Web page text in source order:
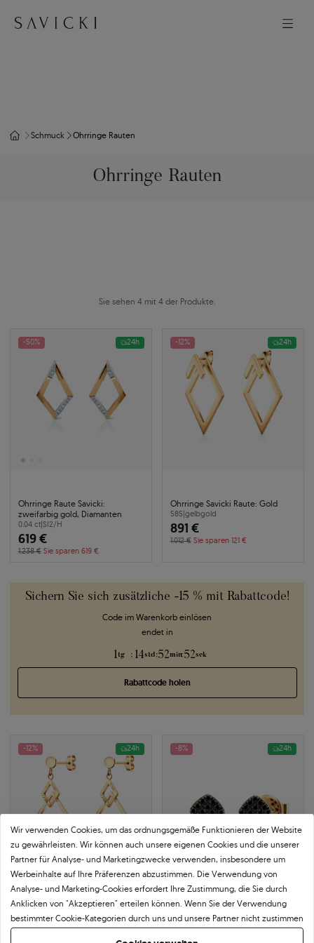
Schmuck Ohrringe Rauten
Ohrringe Rauten
Sie sehen 4 mit 4 der Produkte.
Sichern Sie sich zusätzliche -15 % mit Rabattcode!
Code im Warenkorb einlösen
endet in
1 tg : 14std :52min:52sek
Rabattcode holen
-50% 24h
Ohrringe Raute Savicki:
zweifarbig gold, Diamanten
0.04 ct|SI2/H
619 €
1.238 € Sie sparen 619 €
-12% 24h
Ohrringe Savicki Raute: Gold
585|gelbgold
891 €
1.012 € Sie sparen 121 €
-12% 24h
Ohrringe Savicki Raute: Gold
585|gelbgold
627 €
-8% 24h
Ohrringe Savicki: Gold, schwarze
Diamanten
585|gelbgold
Wir verwenden Cookies, um das ordnungsgemäße Funktionieren der Website
zu gewährleisten. Wir können auch unsere eigenen Cookies und die unserer
Partner für Analyse- und Marketingzwecke verwenden, insbesondere um
Werbeinhalte auf Ihre Präferenzen abzustimmen. Die Verwendung von
Analyse- und Marketing-Cookies erfordert Ihre Zustimmung, die Sie durch
Anklicken von "Akzeptieren" erteilen können. Wenn Sie der Verwendung
bestimmter Cookie-Kategorien durch uns und unsere Partner nicht zustimmen
möchten, klicken Sie auf "Lassen Sie mich wählen" und bestimmen Sie Ihre